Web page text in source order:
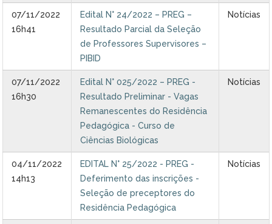
Ministério da Integração Nacional
Ministério das Cidades
Ministério da Transparência e Controladoria-Geral da União
Ministério dos Direitos Humanos
Secretaria-Geral da Presidência da República
Gabinete de Segurança Institucional
Advocacia-Geral da União
Banco Central do Brasil
07/11/2022
16h41
Edital N° 24/2022 – PREG –
Resultado Parcial da Seleção
de Professores Supervisores –
PIBID
Notícias
07/11/2022
16h30
Edital N° 025/2022 – PREG -
Resultado Preliminar - Vagas
Remanescentes do Residência
Pedagógica - Curso de
Ciências Biológicas
Notícias
04/11/2022
14h13
EDITAL N° 25/2022 - PREG -
Deferimento das inscrições -
Seleção de preceptores do
Residência Pedagógica
Notícias